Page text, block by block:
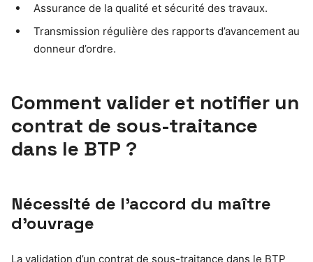
Assurance de la qualité et sécurité des travaux.
Transmission régulière des rapports d’avancement au
donneur d’ordre.
Comment valider et notifier un
contrat de sous-traitance
dans le BTP ?
Nécessité de l’accord du maître
d’ouvrage
La validation d’un contrat de sous-traitance dans le BTP